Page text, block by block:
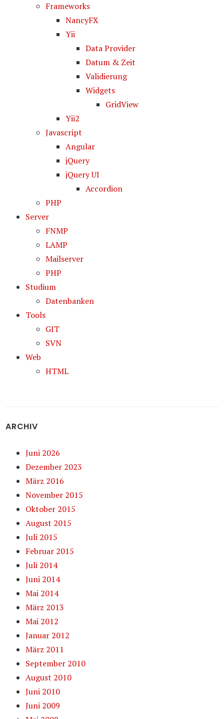
Frameworks
NancyFX
Yii
Data Provider
Datum & Zeit
Validierung
Widgets
GridView
Yii2
Javascript
Angular
jQuery
jQuery UI
Accordion
PHP
Server
FNMP
LAMP
Mailserver
PHP
Studium
Datenbanken
Tools
GIT
SVN
Web
HTML
ARCHIV
Juni 2026
Dezember 2023
März 2016
November 2015
Oktober 2015
August 2015
Juli 2015
Februar 2015
Juli 2014
Juni 2014
Mai 2014
März 2013
Mai 2012
Januar 2012
März 2011
September 2010
August 2010
Juni 2010
Juni 2009